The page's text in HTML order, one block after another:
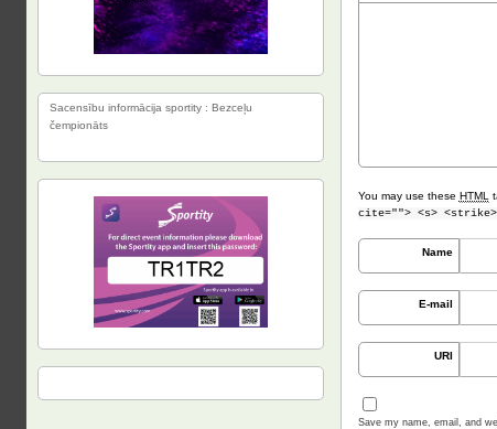
You may use these HTML
cite=""> <s> <strike>
Name
E-mail
URI
Save my name, email, and
Sacensību informācija sportity : Bezceļu
čempionāts